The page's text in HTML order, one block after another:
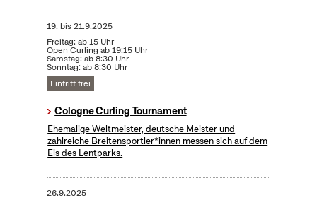
19. bis21.9.2025
Freitag: ab 15 Uhr
Open Curling ab 19:15 Uhr
Samstag: ab 8:30 Uhr
Sonntag: ab 8:30 Uhr
Eintritt frei
Cologne Curling Tournament
Ehemalige Weltmeister, deutsche Meister und
zahlreiche Breitensportler*innen messen sich auf dem
Eis des Lentparks.
26.9.2025